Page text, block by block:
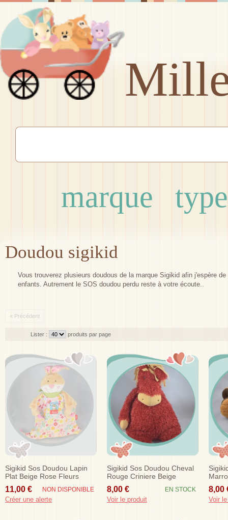
marque type
Doudou sigikid
Vous trouverez plusieurs doudous de la marque Sigikid afin j'espère
enfants. Autrement le SOS doudou perdu reste à votre écoute..
« Précédent
Lister : produits par page
Sigikid Sos Doudou Lapin
Plat Beige Rose Fleurs
11,00 € NON DISPONIBLE
Créer une alerte
Sigikid Sos Doudou Cheval
Rouge Criniere Beige
8,00 € EN STOCK
Voir le produit
8,00
Voir